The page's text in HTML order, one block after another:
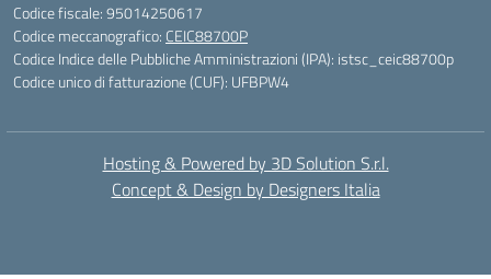
Codice fiscale: 95014250617
Codice meccanografico: CEIC88700P
Codice Indice delle Pubbliche Amministrazioni (IPA): istsc_ceic88700p
Codice unico di fatturazione (CUF): UFBPW4
Hosting & Powered by 3D Solution S.r.l.
Concept & Design by Designers Italia